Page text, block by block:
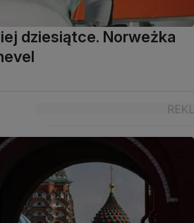
dziesiątce. Norweżka